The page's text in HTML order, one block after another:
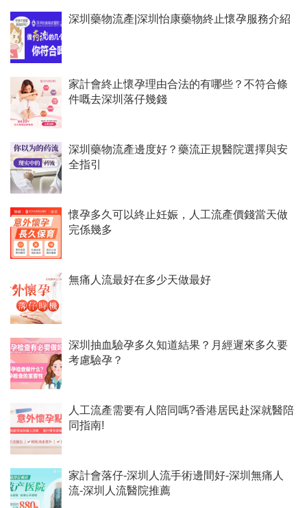
深圳藥物流產|深圳怡康藥物終止懷孕服務介紹
家計會終止懷孕理由合法的有哪些？不符合條
件嘅去深圳落仔幾錢
深圳藥物流產邊度好？藥流正規醫院選擇與安
全指引
懷孕多久可以終止妊娠，人工流產價錢當天做
完係幾多
無痛人流最好在多少天做最好
深圳抽血驗孕多久知道結果？月經遲來多久要
考慮驗孕？
人工流產需要有人陪同嗎?香港居民赴深就醫陪
同指南!
家計會落仔-深圳人流手術邊間好-深圳無痛人
流-深圳人流醫院推薦